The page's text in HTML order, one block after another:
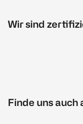
Wir sind
Finde uns auch